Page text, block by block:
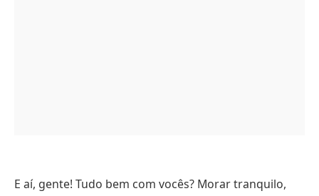
E aí, gente! Tudo bem com vocês? Morar tranquilo,